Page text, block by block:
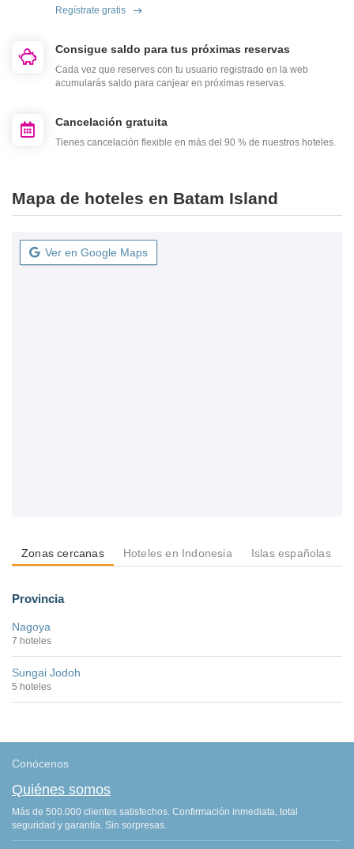
Regístrate gratis
Consigue saldo para tus próximas reservas
Cada vez que reserves con tu usuario registrado en la web
acumularás saldo para canjear en próximas reservas.
Cancelación gratuita
Tienes cancelación flexible en más del 90 % de nuestros hoteles.
Mapa de hoteles en Batam Island
Ver en Google Maps
Zonas cercanas Hoteles en Indonesia Islas españolas
Provincia
Nagoya
7 hoteles
Sungai Jodoh
5 hoteles
Conócenos
Quiénes somos
Más de 500.000 clientes satisfechos. Confirmación inmediata, total
seguridad y garantía. Sin sorpresas.